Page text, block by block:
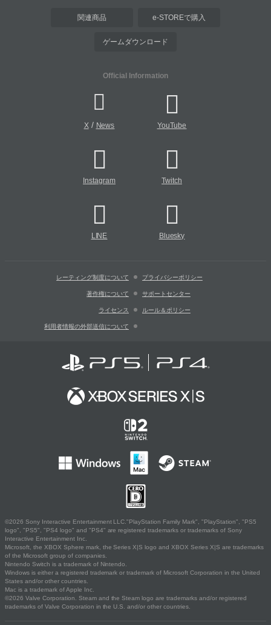
関連商品 e-STOREで購入
ゲームダウンロード
Official Information
X/ News YouTube
Instagram Twitch
LINE Bluesky
レーティング制度について プライバシーポリシー
著作権について サポートセンター
ライセンス ルール＆ポリシー
利用者情報の外部送信について
©2026 Sony Interactive Entertainment LLC."PlayStation Family Mark", "PlayStation", "PS5
logo", "PS5", "PS4 logo" and "PS4" are registered trademarks or trademarks of Sony
Interactive Entertainment Inc.
Microsoft, the XBOX Sphere mark, the Series X|S logo and XBOX Series X|S are trademarks
of the Microsoft group of companies.
Nintendo Switch is a trademark of Nintendo.
Windows is either a registered trademark or trademark of Microsoft Corporation in the United
States and/or other countries.
Mac is a trademark of Apple Inc.
©2026 Valve Corporation. Steam and the Steam logo are trademarks and/or registered
trademarks of Valve Corporation in the U.S. and/or other countries.